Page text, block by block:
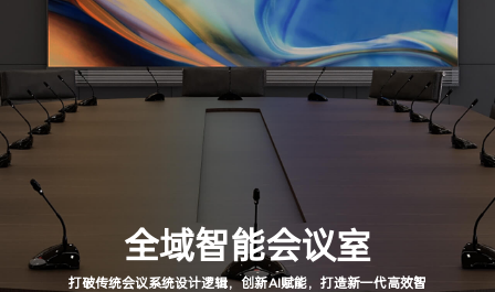
全域智能会议室
打破传统会议系统设计逻辑，创新AI赋能，打造新一代高效智